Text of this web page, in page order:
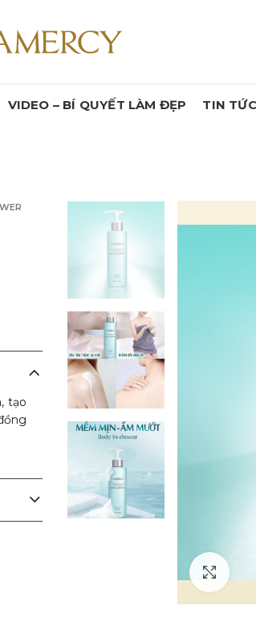
VIDEO – BÍ QUYẾT LÀM ĐẸP TIN TỨC
tạo